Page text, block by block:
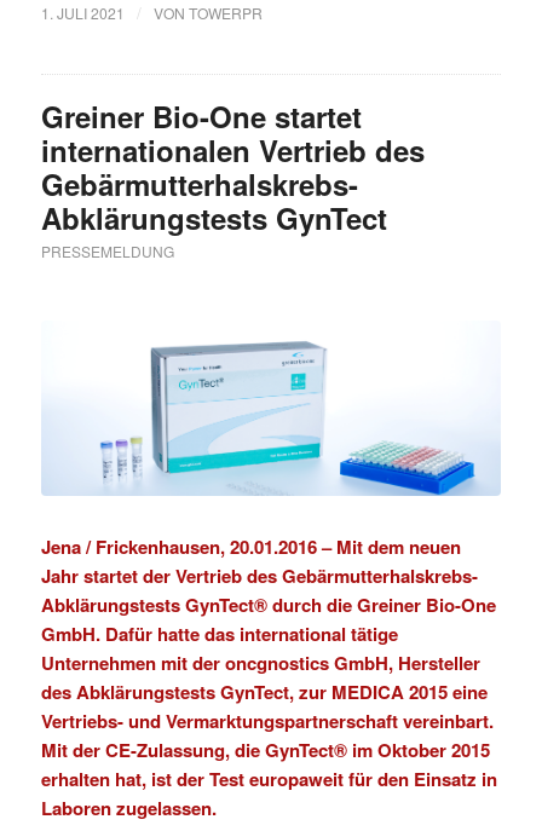
1. JULI 2021 / VON TOWERPR
Greiner Bio-One startet
internationalen Vertrieb des
Gebärmutterhalskrebs-
Abklärungstests GynTect
PRESSEMELDUNG
Jena / Frickenhausen, 20.01.2016 – Mit dem neuen
Jahr startet der Vertrieb des Gebärmutterhalskrebs-
Abklärungstests GynTect® durch dieGreiner Bio-One
GmbH. Dafür hatte das international tätige
Unternehmen mit deroncgnostics GmbH, Hersteller
des Abklärungstests GynTect, zur MEDICA 2015 eine
Vertriebs- und Vermarktungspartnerschaft vereinbart.
Mit der CE-Zulassung, die GynTect® im Oktober 2015
erhalten hat, ist der Test europaweit für den Einsatz in
Laboren zugelassen.